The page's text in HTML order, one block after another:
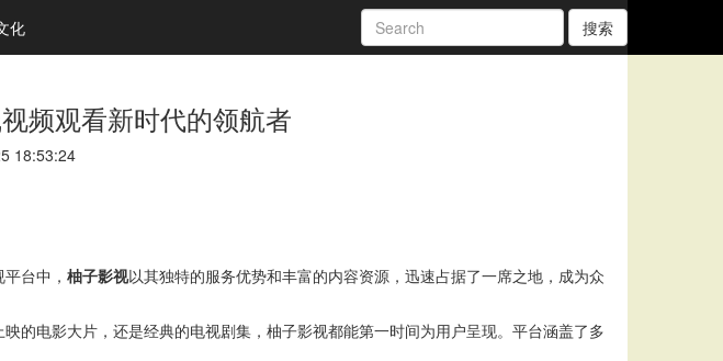
化 搜索
频观看新时代的领航者
18:53:24
台中， 柚子影视以其独特的服务优势和丰富的内容资源，迅速占据了一席之地，成为众
的电影大片，还是经典的电视剧集，柚子影视都能第一时间为用户呈现。平台涵盖了多